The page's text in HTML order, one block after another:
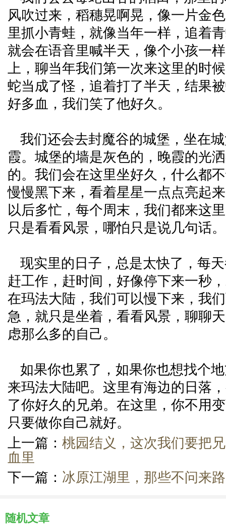
风吹过来，稻穗晃啊晃，像一片金
里抓小青蛙，就像当年一样，追着
就会在语音里喊半天，像个小孩一
上，聊当年我们第一次来这里的时
蛇当成了怪，追着打了半天，结果
好多血，我们笑了他好久。
我们还会去封魔谷的城堡，坐在
霞。城堡的墙是灰色的，晚霞的光
的。我们会在这里坐好久，什么都
慢慢黑下来，看着星星一点点亮起
以后多忙，每个周末，我们都来这
只是看看风景，哪怕只是说几句话。
现实里的日子，总是太快了，每
赶工作，赶时间，好像停下来一秒
在玛法大陆，我们可以慢下来，我
急，就只是坐着，看看风景，聊聊
虑那么多的自己。
如果你也累了，如果你也想找个
来玛法大陆吧。这里有海边的日落
了你好久的兄弟。在这里，你不用
只要做你自己就好。
上一篇： 桃园结义，这次我们要把
血里
下一篇： 冰原江湖里，那些不问来
随机文章